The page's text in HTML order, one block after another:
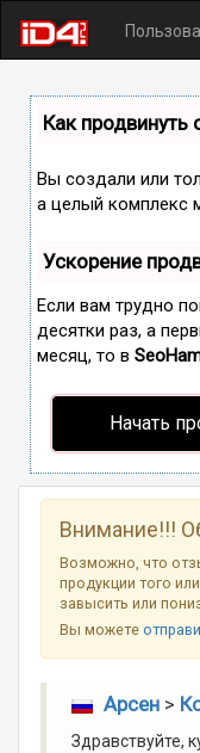
Как продвинуть
Вы создали или
а целый комплекс
Ускорение
Если вам трудно
десятки раз, а
месяц, то в
Начать
Внимание!!!
Возможно, что
продукции того
завысить или
Вы можете
Арсен>
Здравствуйте,